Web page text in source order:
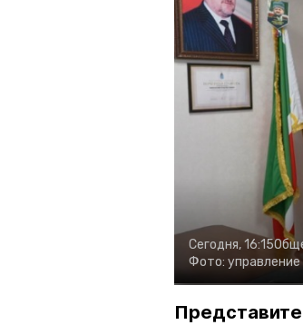
Сегодня, 16:15
Фото: